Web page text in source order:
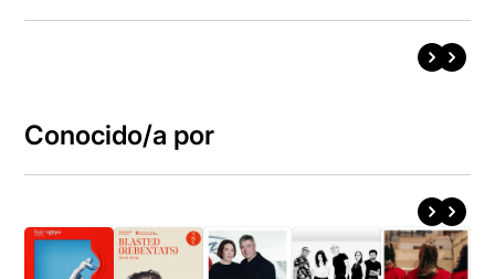
Conocido/a por